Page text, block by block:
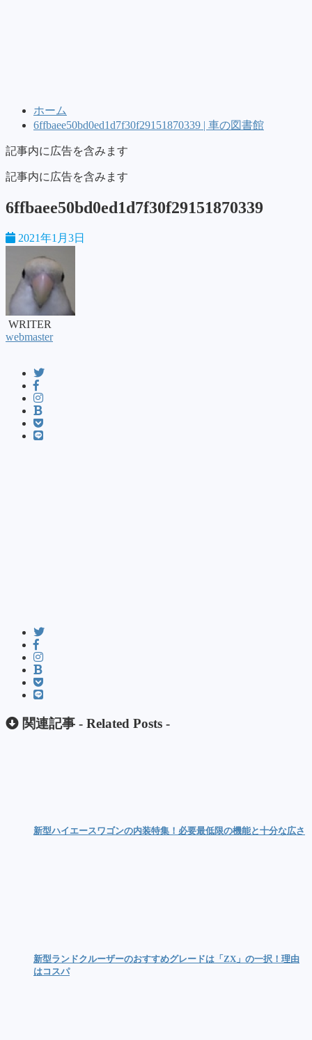
ホーム
6ffbaee50bd0ed1d7f30f29151870339 | 車の図書館
記事内に広告を含みます
記事内に広告を含みます
6ffbaee50bd0ed1d7f30f29151870339
2021年1月3日
WRITER
webmaster
関連記事 - Related Posts -
新型ハイエースワゴンの内装特集！必要最低限の機能と十分な広さ
新型ランドクルーザーのおすすめグレードは「ZX」の一択！理由
はコスパ